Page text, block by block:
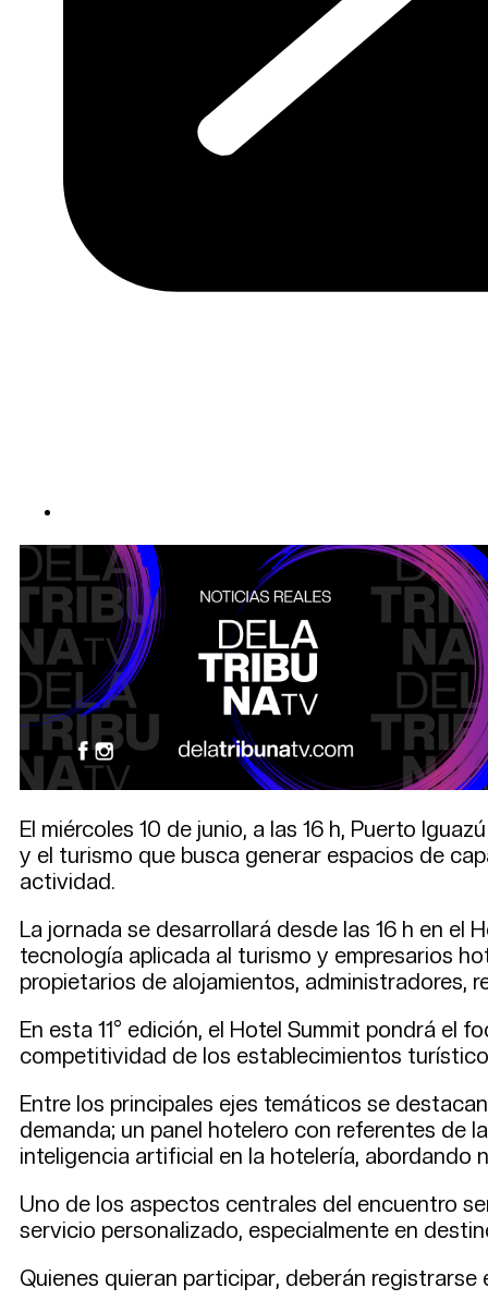
El miércoles 10 de junio, a las 16 h, Puerto
y el turismo que busca generar espacios de
actividad.
La jornada se desarrollará desde las 16 h en
tecnología aplicada al turismo y empresarios
propietarios de alojamientos, administradores,
En esta 11° edición, el Hotel Summit pondrá
competitividad de los establecimientos
Entre los principales ejes temáticos se
demanda; un panel hotelero con referentes de
inteligencia artificial en la hotelería, abordando
Uno de los aspectos centrales del encuentro
servicio personalizado, especialmente en
Quienes quieran participar, deberán registrarse